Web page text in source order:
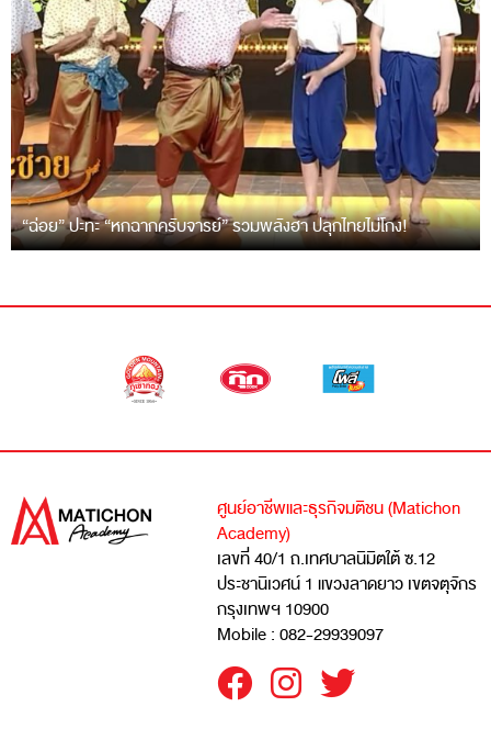
“ฉ่อย” ปะทะ “หกฉากครับจารย์” รวมพลังฮา ปลุกไทยไม่โกง!
ศูนย์อาชีพและธุรกิจมติชน (Matichon
Academy)
เลขที่ 40/1 ถ.เทศบาลนิมิตใต้ ซ.12
ประชานิเวศน์ 1 แขวงลาดยาว เขตจตุจักร
กรุงเทพฯ 10900
Mobile : 082-29939097